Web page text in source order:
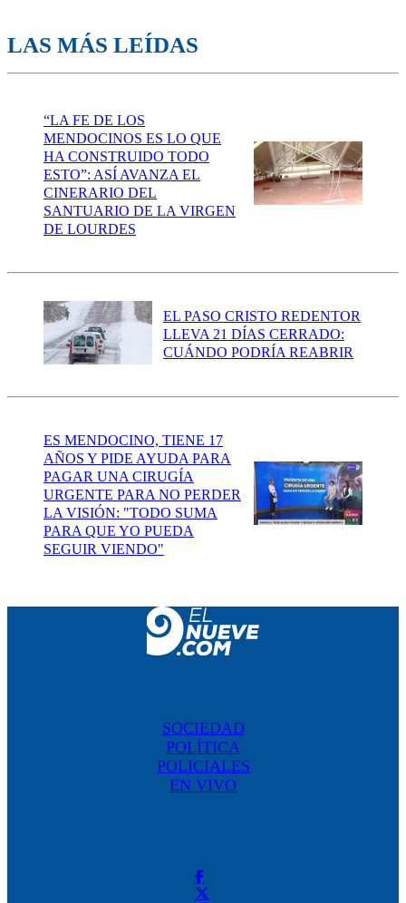
LAS MÁS LEÍDAS
“LA FE DE LOS
MENDOCINOS ES LO QUE
HA CONSTRUIDO TODO
ESTO”: ASÍ AVANZA EL
CINERARIO DEL
SANTUARIO DE LA VIRGEN
DE LOURDES
EL PASO CRISTO REDENTOR
LLEVA 21 DÍAS CERRADO:
CUÁNDO PODRÍA REABRIR
ES MENDOCINO, TIENE 17
AÑOS Y PIDE AYUDA PARA
PAGAR UNA CIRUGÍA
URGENTE PARA NO PERDER
LA VISIÓN: "TODO SUMA
PARA QUE YO PUEDA
SEGUIR VIENDO"
SOCIEDAD
POLÍTICA
POLICIALES
EN VIVO